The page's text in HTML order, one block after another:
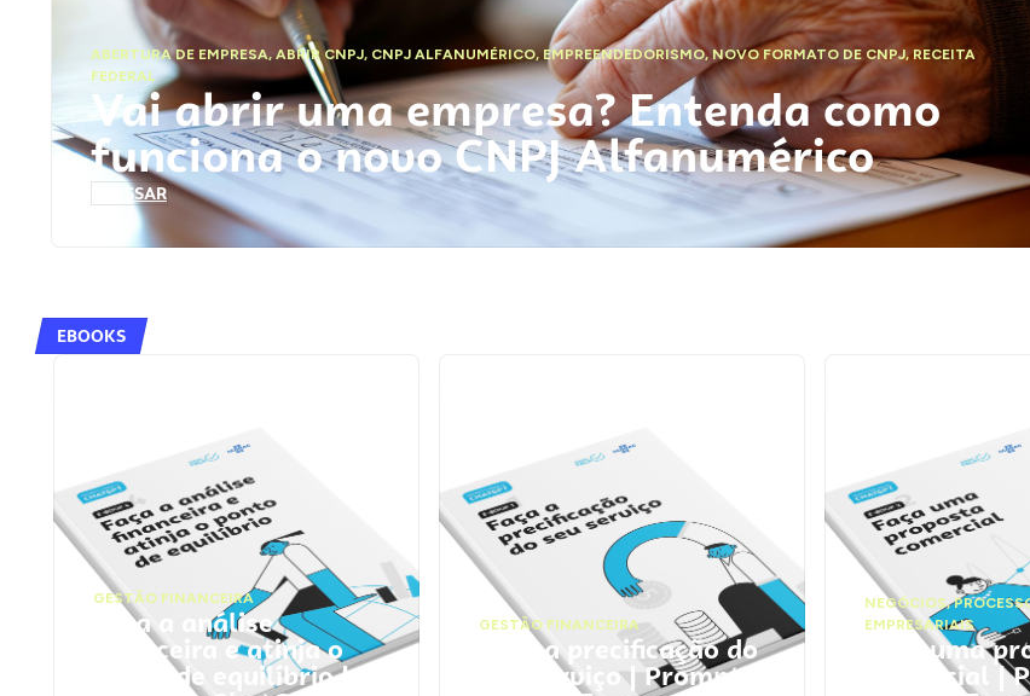
ABERTURA DE EMPRESA,ABRIR CNPJ, CNPJ ALFANUMÉRICO, EMPREENDEDORISMO,NOVO FORMATO DE CNPJ,RECEITA
FEDERAL
Vai abrir uma empresa? Entenda como
funciona o novo CNPJ Alfanumérico
ACESSAR
EBOOKS
GESTÃO FINANCEIRA
Faça a análise
financeira e atinja o
ponto de equilíbrio |
GESTÃO FINANCEIRA
Faça a precificação do
seu serviço | Prompts
NEGÓCIOS,
EMPRESARIAIS
Faça uma
comercial |